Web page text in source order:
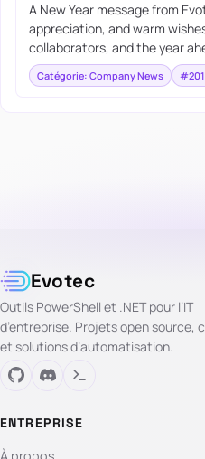
A New Year message from
appreciation, and warm
collaborators, and the year
Catégorie: Company News
Evotec
Outils PowerShell et .NET pour l’IT
d’entreprise. Projets open source,
et solutions d’automatisation.
ENTREPRISE